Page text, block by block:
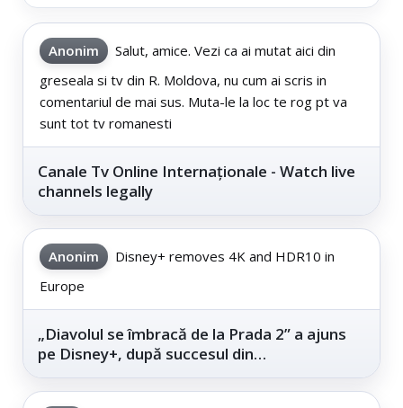
Anonim
Salut, amice. Vezi ca ai mutat aici din
greseala si tv din R. Moldova, nu cum ai scris in
comentariul de mai sus. Muta-le la loc te rog pt va
sunt tot tv romanesti
Canale Tv Online Internaționale - Watch live
channels legally
Anonim
Disney+ removes 4K and HDR10 in
Europe
„Diavolul se îmbracă de la Prada 2” a ajuns
pe Disney+, după succesul din